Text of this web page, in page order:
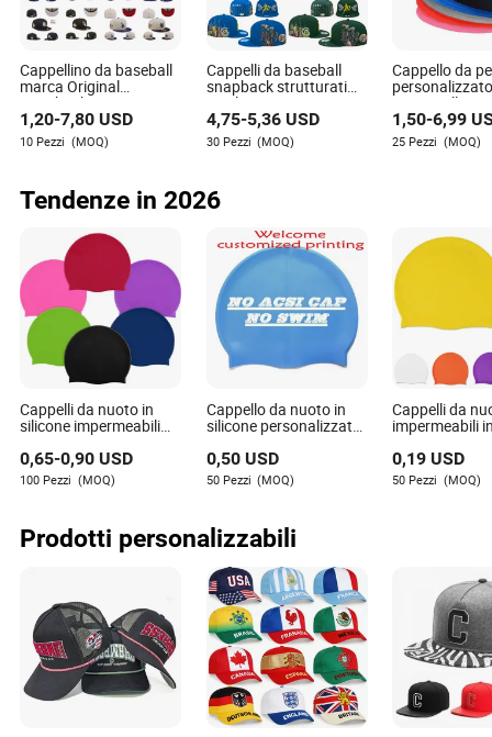
Cappellino da baseball
marca Original
Snapback per uomini,
nuovi cappelli originali,
visiera piatta, gorras,
cappello fitted
1,20-7,80 USD
10 Pezzi (MOQ)
Cappelli da baseball
snapback strutturati
con logo ricamato 6 per
uomini e donne
4,75-5,36USD
30 Pezzi (MOQ)
Cappello da
cotone alla
unisex con
solare in
cappello
uomini per
all'aperto
1,50-6,99
25 Pezzi (MOQ)
Tendenze in 2026
Cappelli da nuoto in
silicone impermeabili
per bambini e adulti
0,65-0,90 USD
100 Pezzi (MOQ)
Cappello da nuoto in
silicone personalizzato
di nuoto all'ingrosso
0,50USD
50 Pezzi (MOQ)
Cappelli da
impermeabili
proteggere le
capelli lunghi,
0,19 USD
50 Pezzi (MOQ)
Prodotti personalizzabili